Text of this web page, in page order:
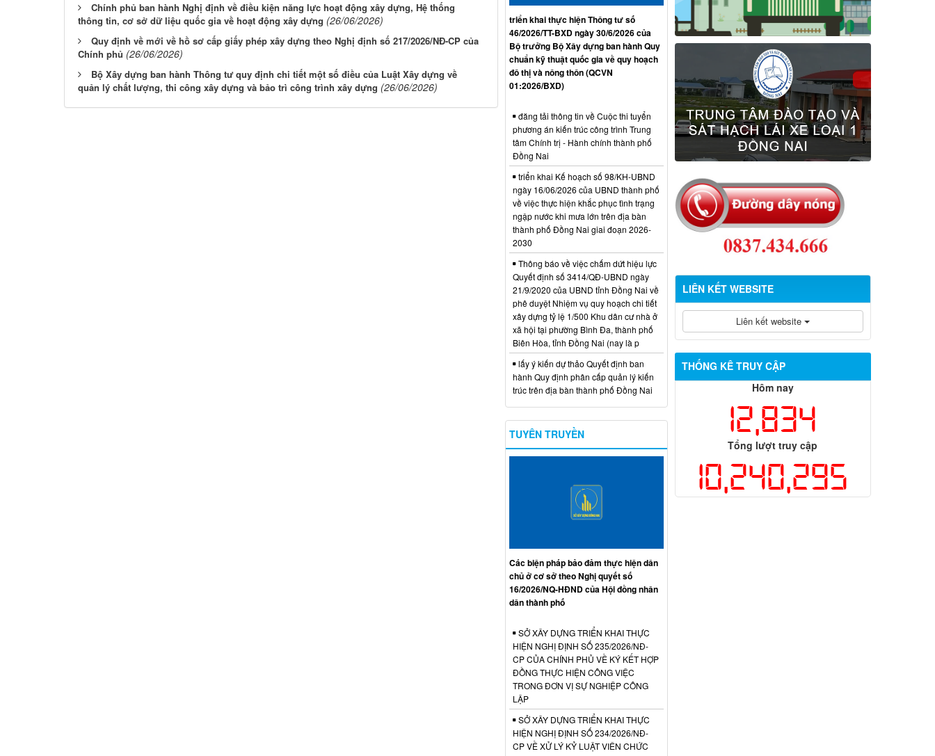
Chính phủ ban hành Nghị định về điều kiện năng lực hoạt động xây dựng, Hệ thống
thông tin, cơ sở dữ liệu quốc gia về hoạt động xây dựng (26/06/2026)
Quy định về mới về hồ sơ cấp giấy phép xây dựng theo Nghị định số 217/2026/NĐ-CP của
Chính phủ (26/06/2026)
Bộ Xây dựng ban hành Thông tư quy định chi tiết một số điều của Luật Xây dựng về
quản lý chất lượng, thi công xây dựng và bảo trì công trình xây dựng (26/06/2026)
LIÊN KẾT WEBSITE
Liên kết website
THỐNG KÊ TRUY CẬP
Hôm nay
12,834
Tổng lượt truy cập
10,240,295
triển khai thực hiện Thông tư số
46/2026/TT-BXD ngày 30/6/2026 của
Bộ trưởng Bộ Xây dựng ban hành Quy
chuẩn kỹ thuật quốc gia về quy hoạch
đô thị và nông thôn (QCVN
01:2026/BXD)
đăng tải thông tin về Cuộc thi tuyển
phương án kiến trúc công trình Trung
tâm Chính trị - Hành chính thành phố
Đồng Nai
triển khai Kế hoạch số 98/KH-UBND
ngày 16/06/2026 của UBND thành phố
về việc thực hiện khắc phục tình trạng
ngập nước khi mưa lớn trên địa bàn
thành phố Đồng Nai giai đoạn 2026-
2030
Thông báo về việc chấm dứt hiệu lực
Quyết định số 3414/QĐ-UBND ngày
21/9/2020 của UBND tỉnh Đồng Nai về
phê duyệt Nhiệm vụ quy hoạch chi tiết
xây dựng tỷ lệ 1/500 Khu dân cư nhà ở
xã hội tại phường Bình Đa, thành phố
Biên Hòa, tỉnh Đồng Nai (nay là p
lấy ý kiến dự thảo Quyết định ban
hành Quy định phân cấp quản lý kiến
trúc trên địa bàn thành phố Đồng Nai
TUYÊN TRUYỀN
Các biện pháp bảo đảm thực hiện dân
chủ ở cơ sở theo Nghị quyết số
16/2026/NQ-HĐND của Hội đồng nhân
dân thành phố
SỞ XÂY DỰNG TRIỂN KHAI THỰC
HIỆN NGHỊ ĐỊNH SỐ 235/2026/NĐ-
CP CỦA CHÍNH PHỦ VỀ KÝ KẾT HỢP
ĐỒNG THỰC HIỆN CÔNG VIỆC
TRONG ĐƠN VỊ SỰ NGHIỆP CÔNG
LẬP
SỞ XÂY DỰNG TRIỂN KHAI THỰC
HIỆN NGHỊ ĐỊNH SỐ 234/2026/NĐ-
CP VỀ XỬ LÝ KỶ LUẬT VIÊN CHỨC